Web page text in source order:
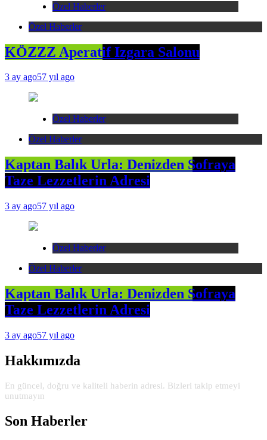
Özel Haberler
Özel Haberler
KÖZZZ Aperatif Izgara Salonu
3 ay ago57 yıl ago
Özel Haberler
Özel Haberler
Kaptan Balık Urla: Denizden Sofraya
Taze Lezzetlerin Adresi
3 ay ago57 yıl ago
Özel Haberler
Özel Haberler
Kaptan Balık Urla: Denizden Sofraya
Taze Lezzetlerin Adresi
3 ay ago57 yıl ago
Hakkımızda
En güncel, doğru ve kaliteli haberin adresi. Bizleri takip etmeyi
unutmayın
Son Haberler